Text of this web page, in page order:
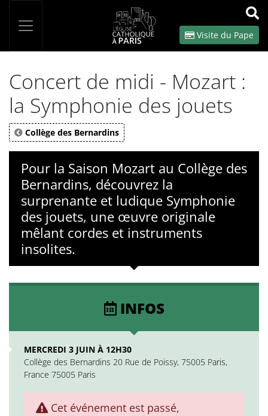
OK
Visite du Pape
Concert de midi - Mozart :
la Symphonie des jouets
Collège des Bernardins
Pour la Saison Mozart au Collège des
Bernardins, découvrez la
surprenante et ludique Symphonie
des jouets, une œuvre originale
mêlant cordes et instruments
insolites.
INFOS
MERCREDI 3 JUIN À 12H30
Collège des Bernardins 20 Rue de Poissy, 75005 Paris,
France 75005 Paris
Cet événement est passé,
Panneau de gestion des cookies